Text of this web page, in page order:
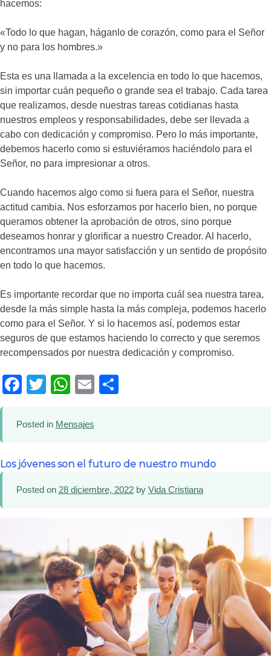
hacemos:
«Todo lo que hagan, háganlo de corazón, como para el Señor
y no para los hombres.»
Esta es una llamada a la excelencia en todo lo que hacemos,
sin importar cuán pequeño o grande sea el trabajo. Cada tarea
que realizamos, desde nuestras tareas cotidianas hasta
nuestros empleos y responsabilidades, debe ser llevada a
cabo con dedicación y compromiso. Pero lo más importante,
debemos hacerlo como si estuviéramos haciéndolo para el
Señor, no para impresionar a otros.
Cuando hacemos algo como si fuera para el Señor, nuestra
actitud cambia. Nos esforzamos por hacerlo bien, no porque
queramos obtener la aprobación de otros, sino porque
deseamos honrar y glorificar a nuestro Creador. Al hacerlo,
encontramos una mayor satisfacción y un sentido de propósito
en todo lo que hacemos.
Es importante recordar que no importa cuál sea nuestra tarea,
desde la más simple hasta la más compleja, podemos hacerlo
como para el Señor. Y si lo hacemos así, podemos estar
seguros de que estamos haciendo lo correcto y que seremos
recompensados por nuestra dedicación y compromiso.
Facebook
TwitterWhatsApp
Email
Posted in Mensajes
Los jóvenes son el futuro de nuestro mundo
Posted on 28 diciembre, 2022by Vida Cristiana